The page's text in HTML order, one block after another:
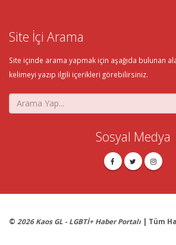
Site İçi Arama
Site içinde arama yapmak için aşağıda bulunan
kelimeyi yazıp ilgili içerikleri görebilirsiniz.
Sosyal Medya
© 2026 Kaos GL - LGBTİ+ Haber Portalı | Tüm